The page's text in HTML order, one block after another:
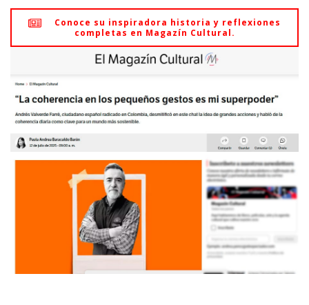
Conoce su inspiradora historia y reflexiones
completas en Magazín Cultural.